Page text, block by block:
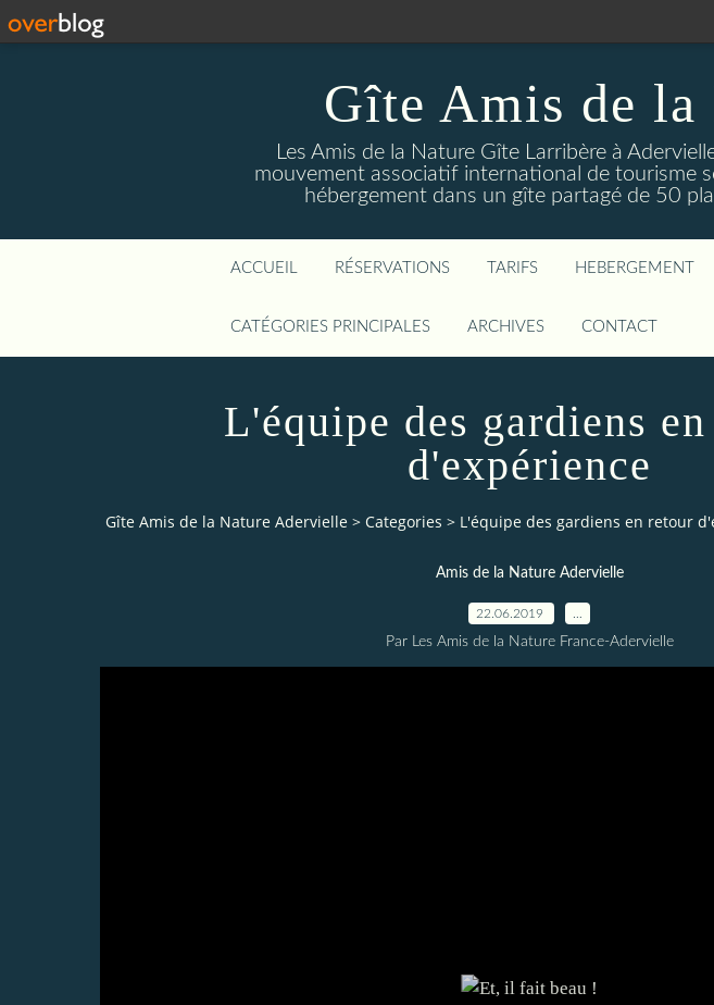
Gîte Amis de
Les Amis de la Nature Gîte Larribère à
mouvement associatif international de tourisme
hébergement dans un gîte partagé de 50
ACCUEIL RÉSERVATIONS TARIFS HEBERGEMENT
CATÉGORIES PRINCIPALES ARCHIVES CONTACT
L'équipe des gardiens
d'expérience
Gîte Amis de la Nature Adervielle > Categories > L'équipe des gardiens en retour
Amis de la Nature Adervielle
22.06.2019
Par Les Amis de la Nature France-Adervielle